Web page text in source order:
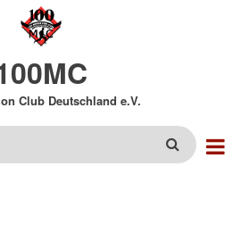
Club Deutschland e.V.